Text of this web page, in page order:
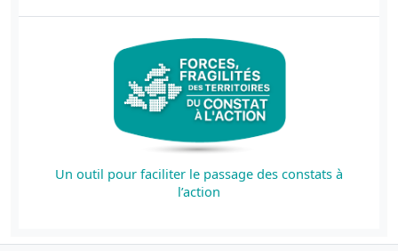
Un outil pour faciliter le passage des constats à
l’action